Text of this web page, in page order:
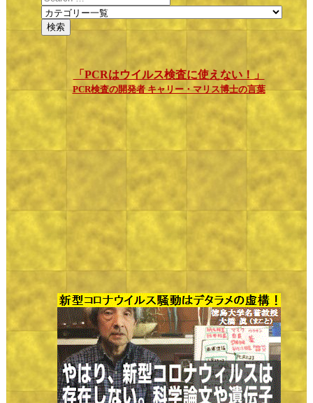
「PCRはウイルス検査に使えない！」
PCR検査の開発者 キャリー・マリス博士の言葉